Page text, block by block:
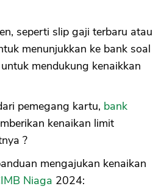
seperti slip gaji terbaru atau
menunjukkan ke bank soal
mendukung kenaikkan
pemegang kartu, bank
kenaikan limit
?
mengajukan kenaikan
Niaga 2024: